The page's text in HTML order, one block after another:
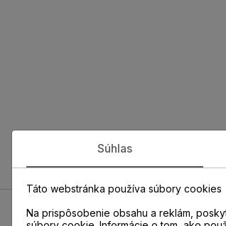
Súhlas
Táto webstránka používa súbory cookies
Na prispôsobenie obsahu a reklám,